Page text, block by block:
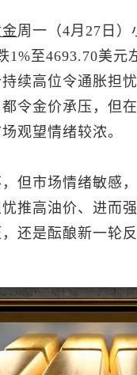
周一（4月27日
1%至4693.70美
续高位令通胀担
令金价承压，但
观望情绪较浓。
但市场情绪敏感
推高油价、进而
还是酝酿新一轮